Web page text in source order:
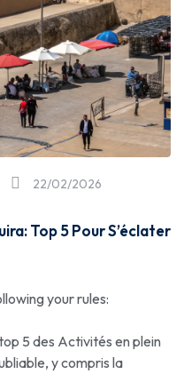
22/02/2026
Top 5 Pour S’éclater
your rules:
5 des Activités en plein
y compris la